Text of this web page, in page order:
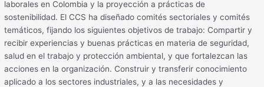
laborales en Colombia y la proyección a prácticas de
sostenibilidad. El CCS ha diseñado comités sectoriales y comités
temáticos, fijando los siguientes objetivos de trabajo: Compartir y
recibir experiencias y buenas prácticas en materia de seguridad,
salud en el trabajo y protección ambiental, y que fortalezcan las
acciones en la organización. Construir y transferir conocimiento
aplicado a los sectores industriales, y a las necesidades y